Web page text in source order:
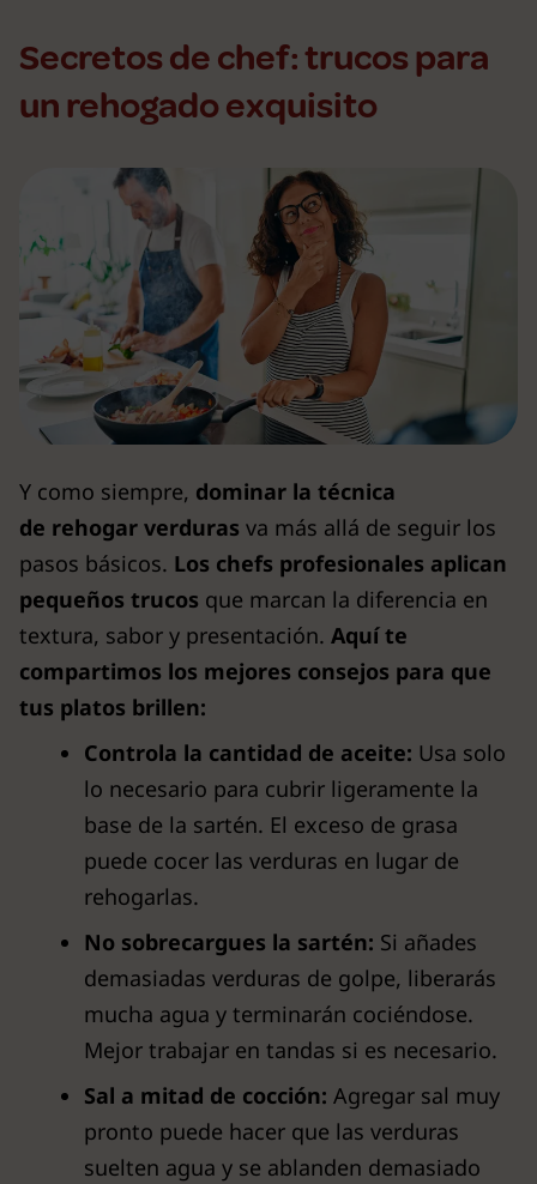
Secretos de chef: trucos para
un rehogado exquisito
Y como siempre, dominar la técnica
de rehogar verduras va más allá de seguir los
pasos básicos. Los chefs profesionales aplican
pequeños trucos que marcan la diferencia en
textura, sabor y presentación. Aquí te
compartimos los mejores consejos para que
tus platos brillen:
Controla la cantidad de aceite: Usa solo
lo necesario para cubrir ligeramente la
base de la sartén. El exceso de grasa
puede cocer las verduras en lugar de
rehogarlas.
No sobrecargues la sartén: Si añades
demasiadas verduras de golpe, liberarás
mucha agua y terminarán cociéndose.
Mejor trabajar en tandas si es necesario.
Sal a mitad de cocción: Agregar sal muy
pronto puede hacer que las verduras
suelten agua y se ablanden demasiado